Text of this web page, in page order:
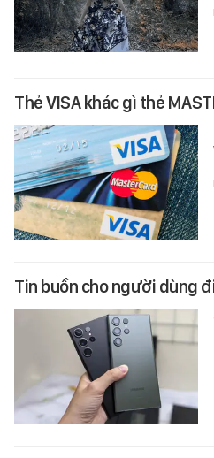
Thẻ VISA khác gì thẻ
Tin buồn cho người dùng